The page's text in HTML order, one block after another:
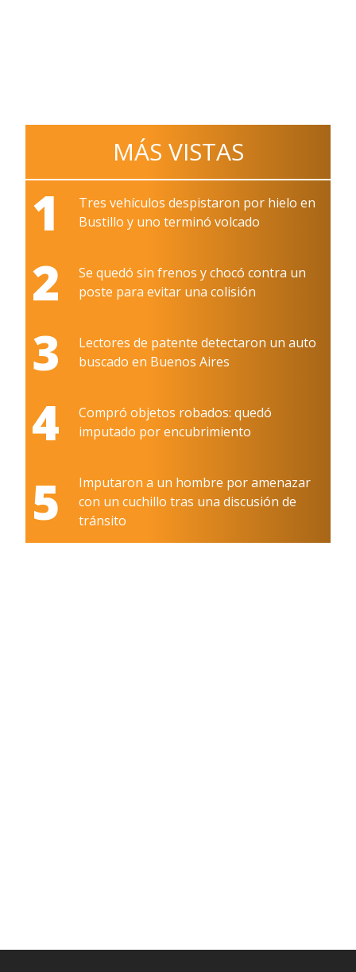
MÁS VISTAS
1
Tres vehículos despistaron por hielo en
Bustillo y uno terminó volcado
2
Se quedó sin frenos y chocó contra un
poste para evitar una colisión
3
Lectores de patente detectaron un auto
buscado en Buenos Aires
4
Compró objetos robados: quedó
imputado por encubrimiento
5
Imputaron a un hombre por amenazar
con un cuchillo tras una discusión de
tránsito